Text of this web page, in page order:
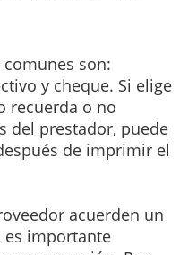
son:
y cheque. Si elige
recuerda o no
del prestador, puede
de imprimir el
acuerden un
es importante